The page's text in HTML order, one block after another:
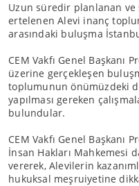
Uzun süredir planlanan ve
ertelenen Alevi inanç
arasındaki buluşma
CEM Vakfı Genel Başkanı
üzerine gerçekleşen
toplumunun önümüzdeki
yapılması gereken
bulundular.
CEM Vakfı Genel Başkanı
İnsan Hakları Mahkemesi
vererek, Alevilerin
hukuksal meşruiyetine